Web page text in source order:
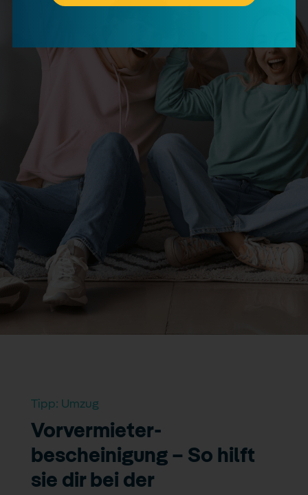
Tipp: Umzug
Vorvermieter­
bescheinigung – So hilft
sie dir bei der